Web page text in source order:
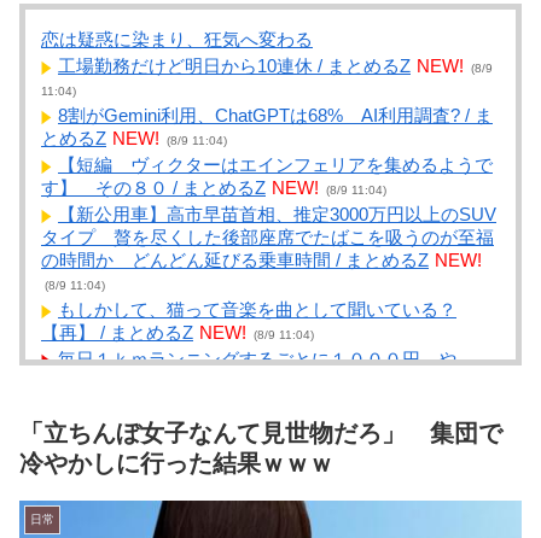
恋は疑惑に染まり、狂気へ変わる
工場勤務だけど明日から10連休 / まとめるZ NEW!
(8/9
11:04)
8割がGemini利用、ChatGPTは68% AI利用調査? / ま
とめるZ NEW! (8/9 11:04)
【短編 ヴィクターはエインフェリアを集めるようで
す】 その８０ / まとめるZ NEW! (8/9 11:04)
【新公用車】高市早苗首相、推定3000万円以上のSUV
タイプ 贅を尽くした後部座席でたばこを吸うのが至福
の時間か どんどん延びる乗車時間 / まとめるZ NEW!
(8/9 11:04)
もしかして、猫って音楽を曲として聞いている？
【再】 / まとめるZ NEW! (8/9 11:04)
毎日１ｋｍランニングするごとに１０００円 や
ード期限最終日に飛び込んだ驚きのニュースと新天地で
の期待 / 2chまとめアンテナ！ NEW!
【高校野球】1回戦 八王子実践 1-2x 鳴門渦潮 延長タ
イブレークでサヨナラ勝ち 鳴門渦潮として甲子園1勝 /
2chまとめアンテナ！
(8/9 10:57)
「立ちんぼ女子なんて見世物だろ」 集団で
冷やかしに行った結果ｗｗｗ
日常